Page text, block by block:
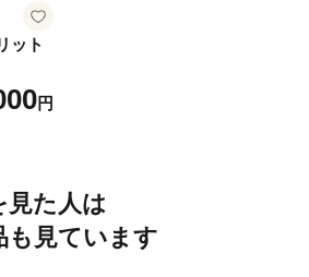
ット
円
見た人は
も見ています